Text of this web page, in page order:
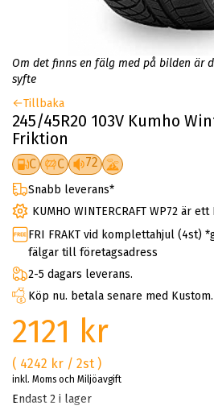
Om det finns en fälg med på bilden är
syfte
Tillbaka
245/45R20 103V Kumho
Friktion
C C 72
Snabb leverans*
KUMHO WINTERCRAFT WP72 är
FRI FRAKT vid komplettahjul (4st)
fälgar till företagsadress
2-5 dagars leverans.
Köp nu. betala senare med Kustom.
2121 kr
( 4242 kr / 2st )
inkl. Moms och Miljöavgift
Endast 2 i lager